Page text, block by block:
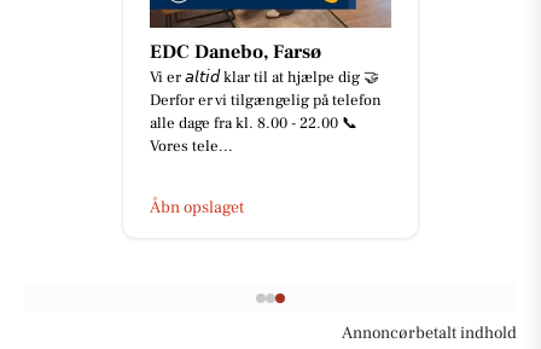
EDC Danebo, Farsø
Vi er 𝘢𝘭𝘵𝘪𝘥 klar til at hjælpe dig 🤝
Derfor er vi tilgængelig på telefon
alle dage fra kl. 8.00 - 22.00 📞
Vores tele...
Åbn opslaget
Annoncørbetalt indhold